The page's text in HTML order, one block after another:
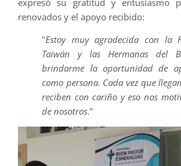
renovados y el apoyo recibido:
''Estoy muy agradecida con la
Taiwán y las Hermanas del
brindarme la oportunidad de
como persona. Cada vez que
reciben con cariño y eso nos
de nosotros.”